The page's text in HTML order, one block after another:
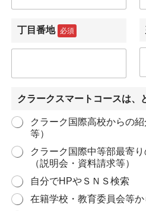
丁目番地 必須
クラークスマートコースは、
クラーク国際高校からの
等）
クラーク国際中等部最寄
（説明会・資料請求等）
自分でHPやＳＮＳ検索
在籍学校・教育委員会等